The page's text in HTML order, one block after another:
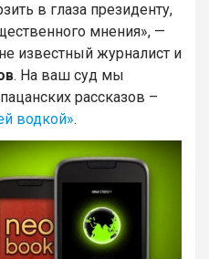
в глаза президенту,
мнения», —
известный журналист и
. На ваш суд мы
рассказов –
водкой».